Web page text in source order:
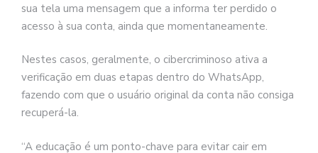
sua tela uma mensagem que a informa ter perdido o
acesso à sua conta, ainda que momentaneamente.
Nestes casos, geralmente, o cibercriminoso ativa a
verificação em duas etapas dentro do WhatsApp,
fazendo com que o usuário original da conta não consiga
recuperá-la.
“A educação é um ponto-chave para evitar cair em